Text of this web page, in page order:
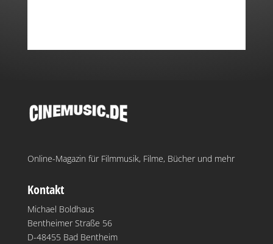
Online-Magazin für Filmmusik, Filme, Bücher und mehr
Kontakt
Michael Boldhaus
Bentheimer Straße 56
D-48455 Bad Bentheim